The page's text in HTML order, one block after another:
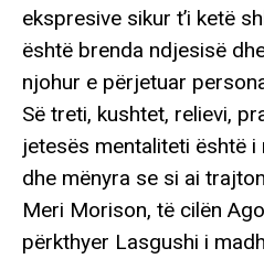
ekspresive sikur t’i ketë
është brenda ndjesisë
njohur e përjetuar
Së treti, kushtet, relievi,
jetesës mentaliteti është
dhe mënyra se si ai
Meri Morison, të cilën
përkthyer Lasgushi i